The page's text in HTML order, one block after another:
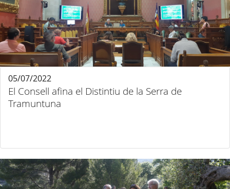
El Consell afina el Distintiu de la Serra de
Tramuntuna
05/07/2022